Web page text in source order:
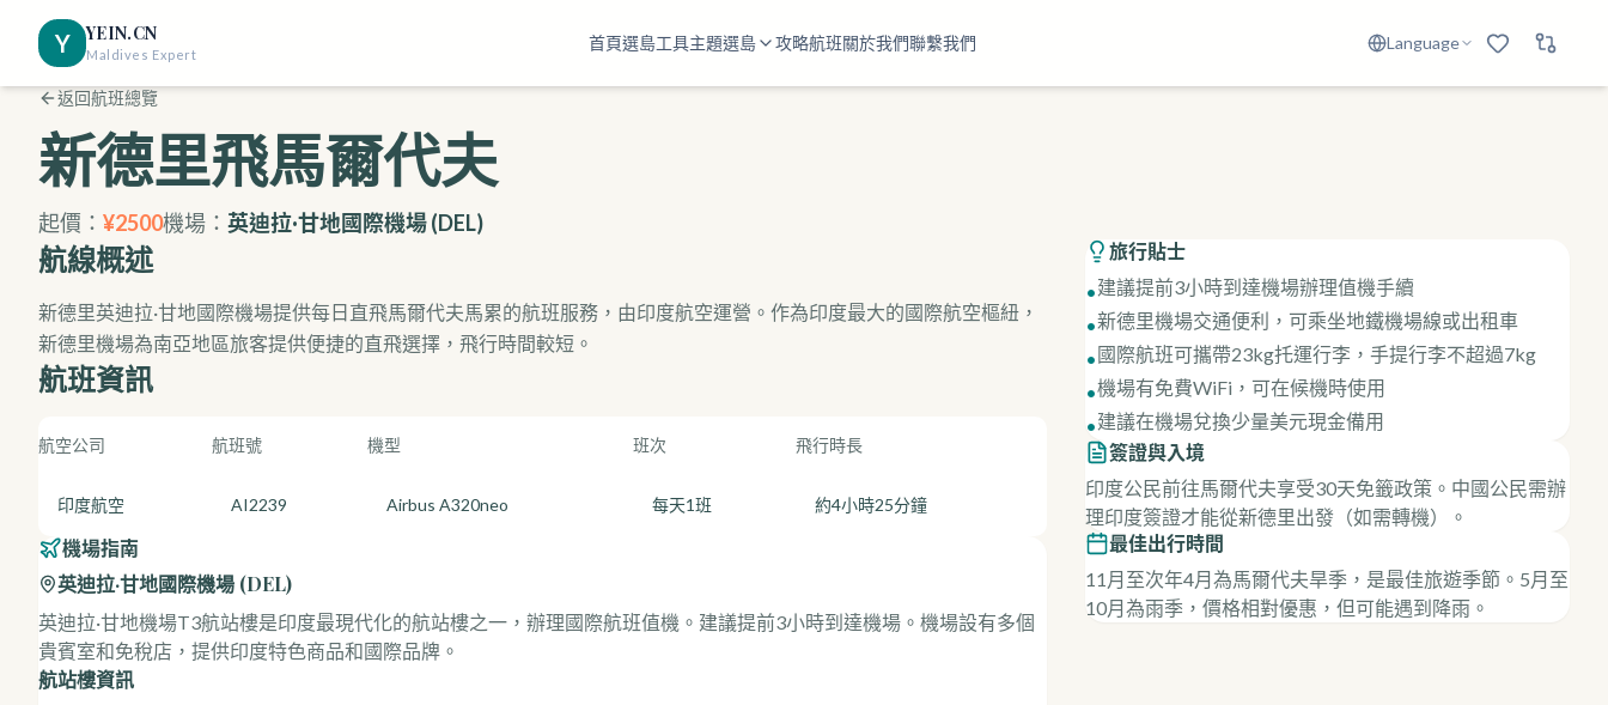
Y YEIN.CN
Maldives Expert
首頁選島工具主題選島 攻略航班關於我們聯繫我們 Language
返回航班總覽
新德里飛馬爾代夫
起價： ¥2500機場： 英迪拉·甘地國際機場(DEL)
航線概述
新德里英迪拉·甘地國際機場提供每日直飛馬爾代夫馬累的航班服務，由印度航空運營。作為印度最大的國際航空樞紐，
新德里機場為南亞地區旅客提供便捷的直飛選擇，飛行時間較短。
航班資訊
航空公司 航班號 機型 班次 飛行時長
印度航空 AI2239 Airbus A320neo 每天1班 約4小時25分鐘
機場指南
英迪拉·甘地國際機場 (DEL)
英迪拉·甘地機場T3航站樓是印度最現代化的航站樓之一，辦理國際航班值機。建議提前3小時到達機場。機場設有多個
貴賓室和免稅店，提供印度特色商品和國際品牌。
航站樓資訊
旅行貼士
•建議提前3小時到達機場辦理值機手續
•新德里機場交通便利，可乘坐地鐵機場線或出租車
•國際航班可攜帶23kg托運行李，手提行李不超過7kg
•機場有免費WiFi，可在候機時使用
•建議在機場兌換少量美元現金備用
簽證與入境
印度公民前往馬爾代夫享受30天免籤政策。中國公民需辦
理印度簽證才能從新德里出發（如需轉機）。
最佳出行時間
11月至次年4月為馬爾代夫旱季，是最佳旅遊季節。5月至
10月為雨季，價格相對優惠，但可能遇到降雨。